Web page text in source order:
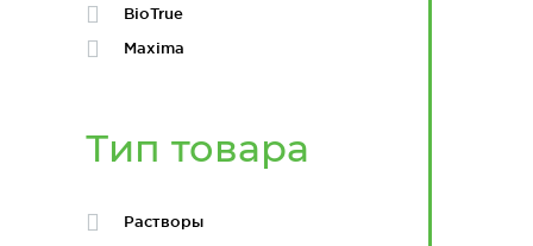
BioTrue
Maxima
Тип товара
Растворы